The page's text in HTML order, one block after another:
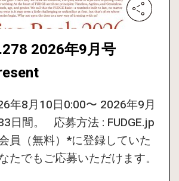
2026年9月号
年8月10日0:00〜 2026年9月
日間。 応募方法 : FUDGE.jp
員（無料）*に登録していた
たでもご応募いただけます。